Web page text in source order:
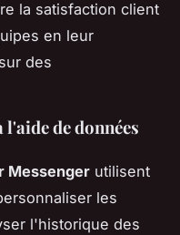
la satisfaction client
en leur
des
de données
Messenger utilisent
les
l'historique des